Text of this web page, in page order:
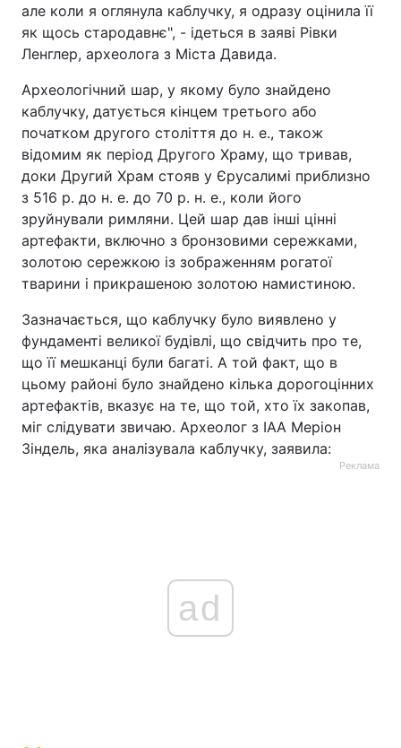
але коли я оглянула каблучку, я одразу оцінила її
як щось стародавнє", - ідеться в заяві Рівки
Ленглер, археолога з Міста Давида.
Археологічний шар, у якому було знайдено
каблучку, датується кінцем третього або
початком другого століття до н. е., також
відомим як період Другого Храму, що тривав,
доки Другий Храм стояв у Єрусалимі приблизно
з 516 р. до н. е. до 70 р. н. е., коли його
зруйнували римляни. Цей шар дав інші цінні
артефакти, включно з бронзовими сережками,
золотою сережкою із зображенням рогатої
тварини і прикрашеною золотою намистиною.
Зазначається, що каблучку було виявлено у
фундаменті великої будівлі, що свідчить про те,
що її мешканці були багаті. А той факт, що в
цьому районі було знайдено кілька дорогоцінних
артефактів, вказує на те, що той, хто їх закопав,
міг слідувати звичаю. Археолог з IAA Меріон
Зіндель, яка аналізувала каблучку, заявила:
Реклама
ad